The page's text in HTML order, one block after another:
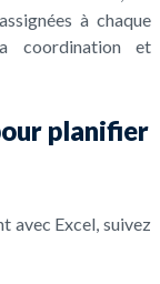
à chaque
coordination et
planifier
avec Excel, suivez